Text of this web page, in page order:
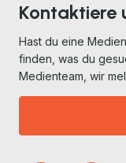
Kontaktiere
Hast du eine
finden, was du
Medienteam, wir